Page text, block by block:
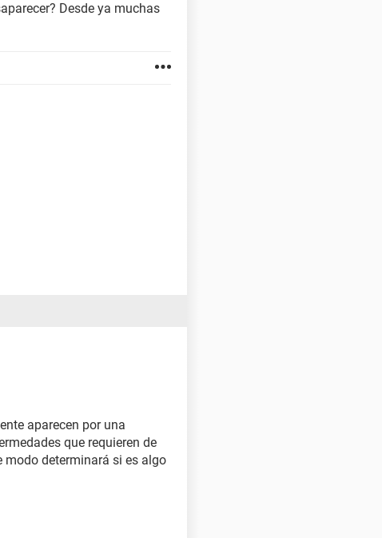
Desde ya muchas
aparecen por una
que requieren de
modo determinará si es algo